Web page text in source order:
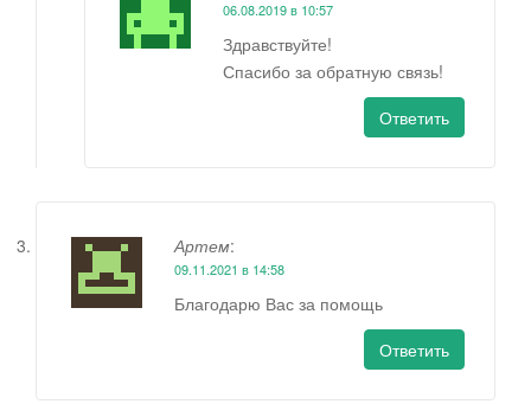
06.08.2019 в 10:57
Здравствуйте!
Спасибо за обратную связь!
Ответить
Артем:
09.11.2021 в 14:58
Благодарю Вас за помощь
Ответить